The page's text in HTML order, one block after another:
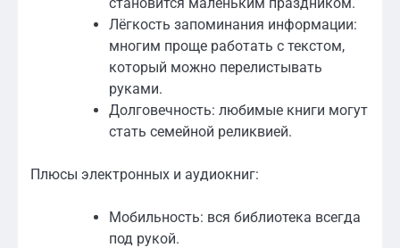
Лёгкость запоминания информации:
многим проще работать с текстом,
который можно перелистывать
руками.
Долговечность: любимые книги могут
стать семейной реликвией.
Плюсы электронных и аудиокниг:
Мобильность: вся библиотека всегда
под рукой.